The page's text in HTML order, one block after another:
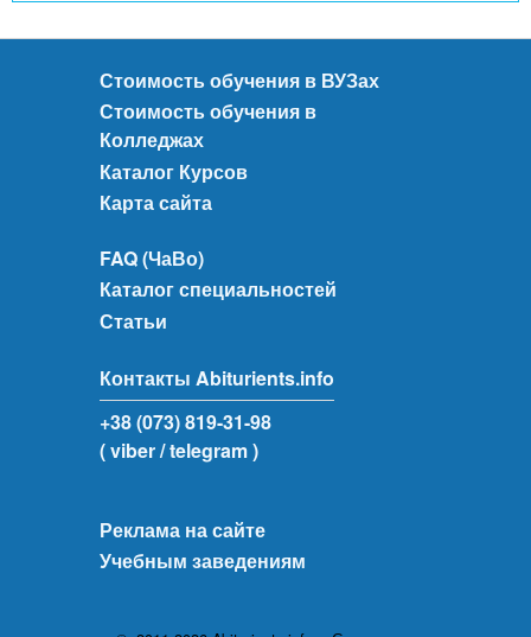
Стоимость обучения в ВУЗах
Стоимость обучения в
Колледжах
Каталог Курсов
Карта сайта
FAQ (ЧаВо)
Каталог специальностей
Статьи
Контакты Abiturients.info
+38 (073) 819-31-98
( viber/ telegram )
Реклама на сайте
Учебным заведениям